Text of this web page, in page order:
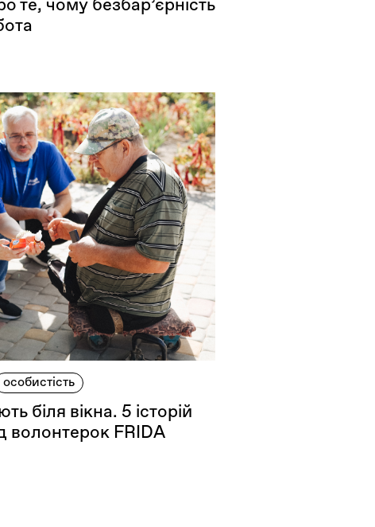
те, чому безбар’єрність
особистість
біля вікна. 5 історій
волонтерок FRIDA